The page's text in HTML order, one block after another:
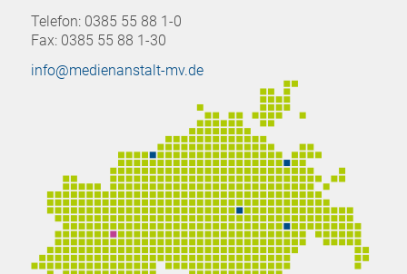
Telefon: 0385 55 88 1-0
Fax: 0385 55 88 1-30
info@medienanstalt-mv.de